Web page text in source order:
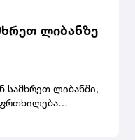
ლიბანზე
სამხრეთ ლიბანში,